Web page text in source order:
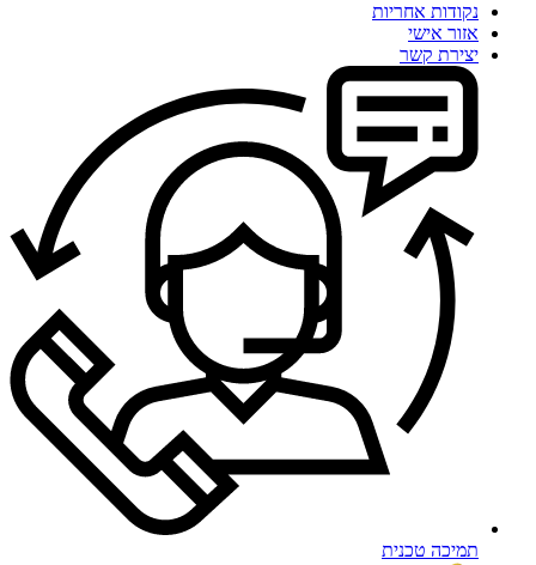
נקודות אחריות
אזור אישי
יצירת קשר
תמיכה טכנית